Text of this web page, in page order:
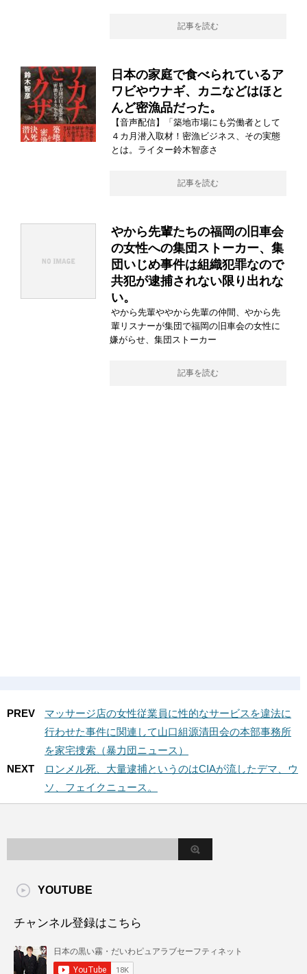
記事を読む
日本の家庭で食べられているア
ワビやウナギ、カニなどはほと
んど密漁品だった。
【音声配信】「築地市場にも労働者として
４カ月潜入取材！密漁ビジネス、その実態
とは。ライター鈴木智彦さ
記事を読む
やから先輩たちの福岡の旧車会
の女性への集団ストーカー、集
団いじめ事件は組織犯罪なので
共犯が逮捕されない限り出れな
い。
やから先輩ややから先輩の仲間、やから先
輩リスナーが集団で福岡の旧車会の女性に
嫌がらせ、集団ストーカー
記事を読む
PREV
マッサージ店の女性従業員に性的なサービスを違法に
行わせた事件に関連して山口組源清田会の本部事務所
を家宅捜索（暴力団ニュース）
NEXT
ロンメル死、大量逮捕というのはCIAが流したデマ、ウ
ソ、フェイクニュース。
YOUTUBE
チャンネル登録はこちら